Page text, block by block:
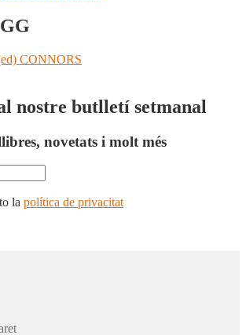
CONNORS
nostre butlletí setmanal
novetats i molt més
la política de privacitat